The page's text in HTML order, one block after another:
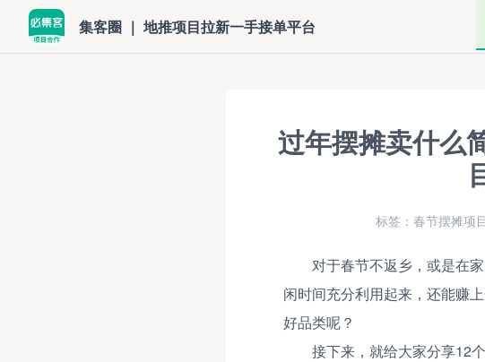
集客圈 ｜ 地推项目拉新一手接单平台
过年摆摊卖什么
标签：春节摆摊项目
对于春节不返乡，或是在
闲时间充分利用起来，还能赚
好品类呢？
接下来，就给大家分享12